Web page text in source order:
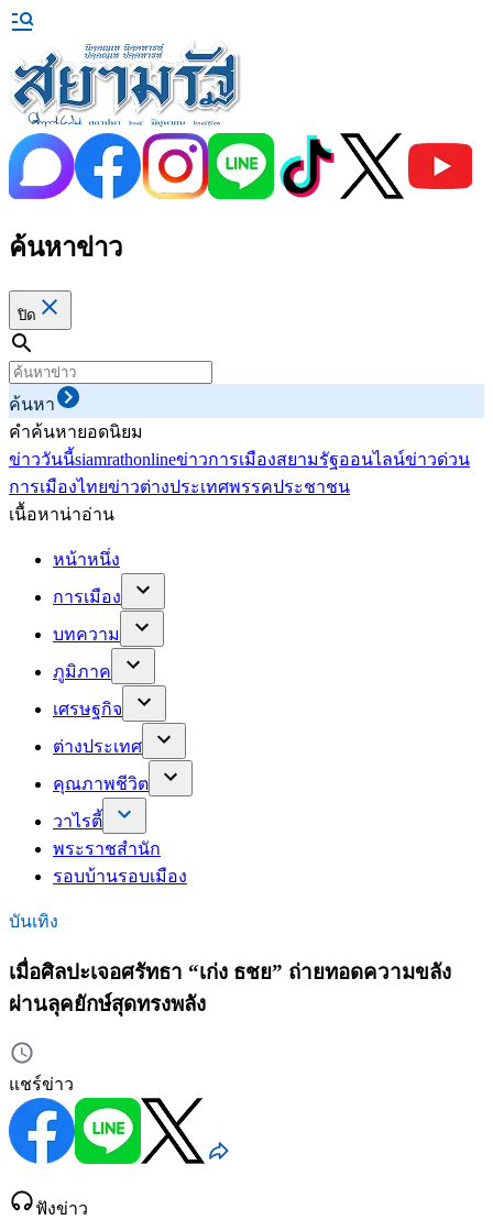
ค้นหาข่าว
ปิด
ค้นหา
คำค้นหายอดนิยม
ข่าววันนี้siamrathonlineข่าวการเมืองสยามรัฐออนไลน์ข่าวด่วน
การเมืองไทยข่าวต่างประเทศพรรคประชาชน
เนื้อหาน่าอ่าน
หน้าหนึ่ง
การเมือง
บทความ
ภูมิภาค
เศรษฐกิจ
ต่างประเทศ
คุณภาพชีวิต
วาไรตี้
พระราชสำนัก
รอบบ้านรอบเมือง
บันเทิง
เมื่อศิลปะเจอศรัทธา “เก่ง ธชย” ถ่ายทอดความขลัง
ผ่านลุคยักษ์สุดทรงพลัง
แชร์ข่าว
ฟังข่าว